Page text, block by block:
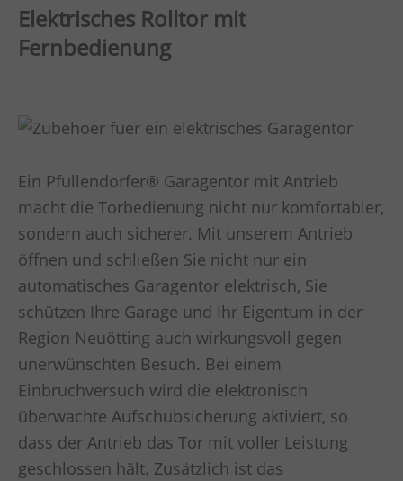
Elektrisches Rolltor mit
Fernbedienung
Ein Pfullendorfer® Garagentor mit Antrieb
macht die Torbedienung nicht nur komfortabler,
sondern auch sicherer. Mit unserem Antrieb
öffnen und schließen Sie nicht nur ein
automatisches Garagentor elektrisch, Sie
schützen Ihre Garage und Ihr Eigentum in der
Region Neuötting auch wirkungsvoll gegen
unerwünschten Besuch. Bei einem
Einbruchversuch wird die elektronisch
überwachte Aufschubsicherung aktiviert, so
dass der Antrieb das Tor mit voller Leistung
geschlossen hält. Zusätzlich ist das